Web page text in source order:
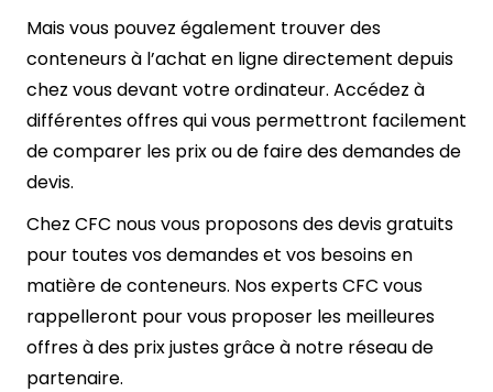
Mais vous pouvez également trouver des
conteneurs à l’achat en ligne directement depuis
chez vous devant votre ordinateur. Accédez à
différentes offres qui vous permettront facilement
de comparer les prix ou de faire des demandes de
devis.
Chez CFC nous vous proposons des devis gratuits
pour toutes vos demandes et vos besoins en
matière de conteneurs. Nos experts CFC vous
rappelleront pour vous proposer les meilleures
offres à des prix justes grâce à notre réseau de
partenaire.